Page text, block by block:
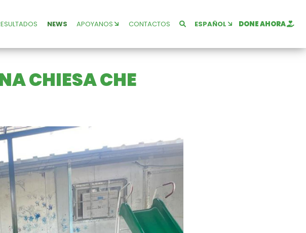
NEWS APOYANOS CONTACTOS ESPAÑOL DONE AHORA
CHIESA CHE